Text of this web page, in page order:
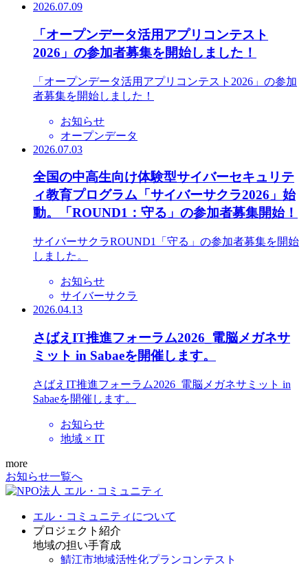
2026.07.09
「オープンデータ活用アプリコンテスト
2026」の参加者募集を開始しました！
「オープンデータ活用アプリコンテスト2026」の参加
者募集を開始しました！
お知らせ
オープンデータ
2026.07.03
全国の中高生向け体験型サイバーセキュリテ
ィ教育プログラム「サイバーサクラ2026」始
動。「ROUND1：守る」の参加者募集開始！
サイバーサクラROUND1「守る」の参加者募集を開始
しました。
お知らせ
サイバーサクラ
2026.04.13
さばえIT推進フォーラム2026_電脳メガネサ
ミット in Sabaeを開催します。
さばえIT推進フォーラム2026_電脳メガネサミット in
Sabaeを開催します。
お知らせ
地域 × IT
more
お知らせ一覧へ
エル・コミュニティについて
プロジェクト紹介
地域の担い手育成
鯖江市地域活性化プランコンテスト